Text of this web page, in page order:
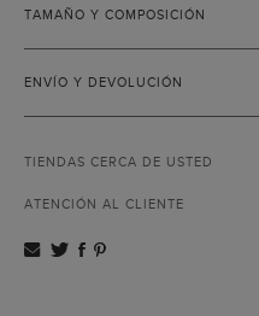
TAMAÑO Y COMPOSICIÓN
ENVÍO Y DEVOLUCIÓN
TIENDAS CERCA DE USTED
ATENCIÓN AL CLIENTE